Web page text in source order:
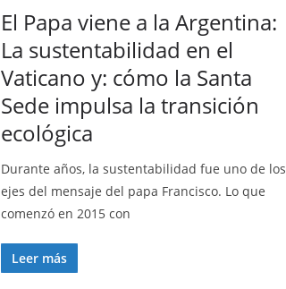
El Papa viene a la Argentina:
La sustentabilidad en el
Vaticano y: cómo la Santa
Sede impulsa la transición
ecológica
Durante años, la sustentabilidad fue uno de los
ejes del mensaje del papa Francisco. Lo que
comenzó en 2015 con
Leer más